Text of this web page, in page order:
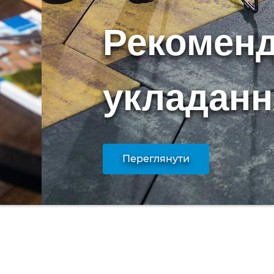
Переглянути
Дніпропетровській
області